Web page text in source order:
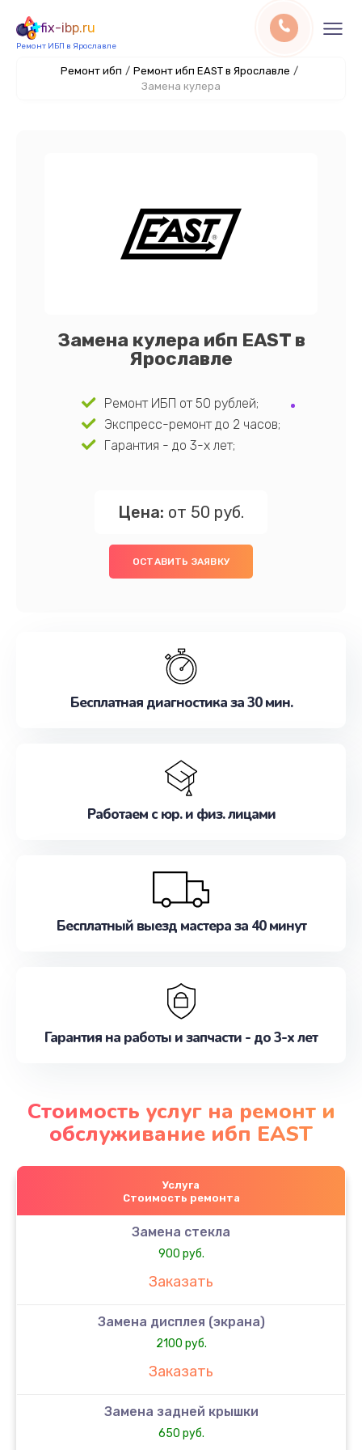
fix-ibp.ru
Ремонт ИБП в Ярославле
Ремонт ибп / Ремонт ибп EAST в Ярославле /
Замена кулера
Замена кулера ибп EAST в
Ярославле
Ремонт ИБП от 50 рублей;
Экспресс-ремонт до 2 часов;
Гарантия - до 3-х лет;
Цена: от 50 руб.
ОСТАВИТЬ ЗАЯВКУ
Бесплатная диагностика за 30 мин.
Работаем с юр. и физ. лицами
Бесплатный выезд мастера за 40 минут
Гарантия на работы и запчасти - до 3-х лет
Стоимость услуг на ремонт и
обслуживание ибп EAST
Услуга
Стоимость ремонта
Замена стекла
900 руб.
Заказать
Замена дисплея (экрана)
2100 руб.
Заказать
Замена задней крышки
650 руб.